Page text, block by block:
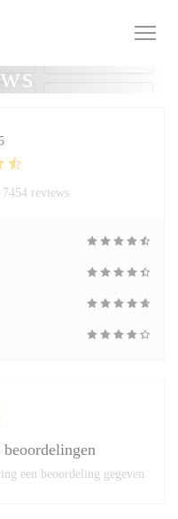
7454 reviews
een beoordeling gegeven